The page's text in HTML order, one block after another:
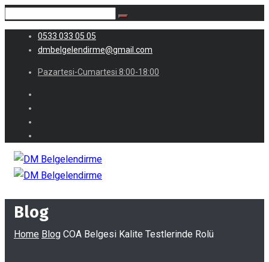
0533 033 05 05
dmbelgelendirme@gmail.com
Pazartesi-Cumartesi 8:00-18:00
Blog
Home Blog COA Belgesi Kalite Testlerinde Rolü